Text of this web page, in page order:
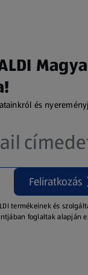
és
Feliratkozás
termékeinek és
foglaltak alapján